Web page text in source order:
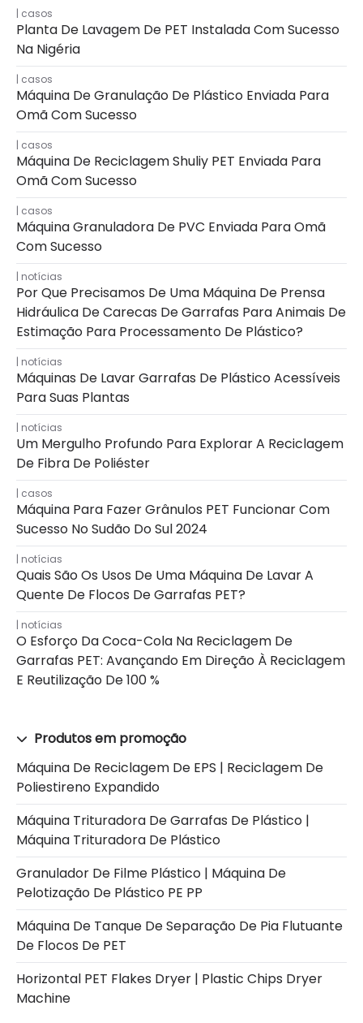
casos
Planta De Lavagem De PET Instalada Com Sucesso
Na Nigéria
casos
Máquina De Granulação De Plástico Enviada Para
Omã Com Sucesso
casos
Máquina De Reciclagem Shuliy PET Enviada Para
Omã Com Sucesso
casos
Máquina Granuladora De PVC Enviada Para Omã
Com Sucesso
notícias
Por Que Precisamos De Uma Máquina De Prensa
Hidráulica De Carecas De Garrafas Para Animais De
Estimação Para Processamento De Plástico?
notícias
Máquinas De Lavar Garrafas De Plástico Acessíveis
Para Suas Plantas
notícias
Um Mergulho Profundo Para Explorar A Reciclagem
De Fibra De Poliéster
casos
Máquina Para Fazer Grânulos PET Funcionar Com
Sucesso No Sudão Do Sul 2024
notícias
Quais São Os Usos De Uma Máquina De Lavar A
Quente De Flocos De Garrafas PET?
notícias
O Esforço Da Coca-Cola Na Reciclagem De
Garrafas PET: Avançando Em Direção À Reciclagem
E Reutilização De 100 %
Produtos em promoção
Máquina De Reciclagem De EPS | Reciclagem De
Poliestireno Expandido
Máquina Trituradora De Garrafas De Plástico |
Máquina Trituradora De Plástico
Granulador De Filme Plástico | Máquina De
Pelotização De Plástico PE PP
Máquina De Tanque De Separação De Pia Flutuante
De Flocos De PET
Horizontal PET Flakes Dryer | Plastic Chips Dryer
Machine